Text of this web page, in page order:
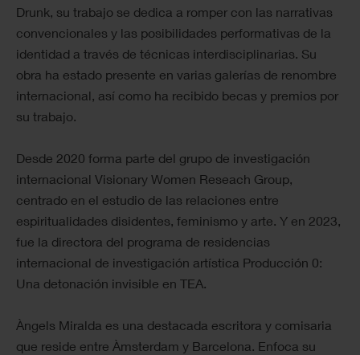
Drunk, su trabajo se dedica a romper con las narrativas
convencionales y las posibilidades performativas de la
identidad a través de técnicas interdisciplinarias. Su
obra ha estado presente en varias galerías de renombre
internacional, así como ha recibido becas y premios por
su trabajo.
Desde 2020 forma parte del grupo de investigación
internacional Visionary Women Reseach Group,
centrado en el estudio de las relaciones entre
espiritualidades disidentes, feminismo y arte. Y en 2023,
fue la directora del programa de residencias
internacional de investigación artística Producción 0:
Una detonación invisible en TEA.
Àngels Miralda es una destacada escritora y comisaria
que reside entre Àmsterdam y Barcelona. Enfoca su